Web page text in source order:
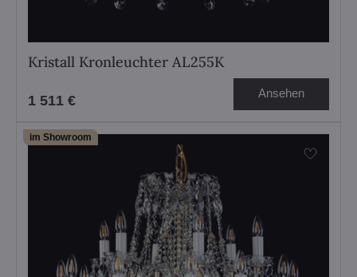
Kristall Kronleuchter AL255K
1 511 € Ansehen
im Showroom